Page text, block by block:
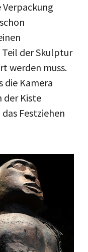
der Skulptur
werden muss.
die Kamera
der Kiste
Festziehen